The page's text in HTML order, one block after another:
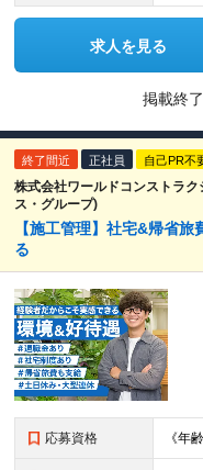
求人を見る
掲載終
終了間近 正社員 自己PR不
株式会社ワールドコンストラ
ス・グループ)
【施工管理】社宅&帰省
る
応募資格